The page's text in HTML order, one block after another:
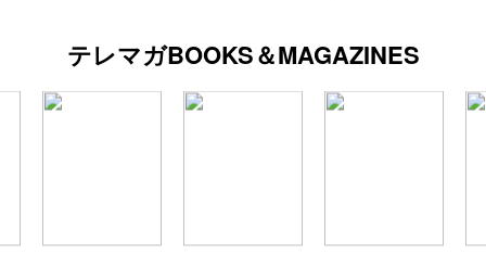
テレマガBOOKS＆MAGAZINES